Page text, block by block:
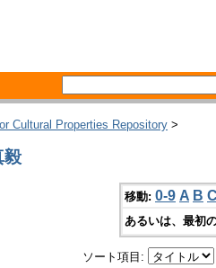
Cultural Properties Repository >
毅
移動: 0-9 A B C
あるいは、最初
ソート項目: